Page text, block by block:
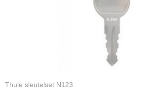
Thule sleutelset N123